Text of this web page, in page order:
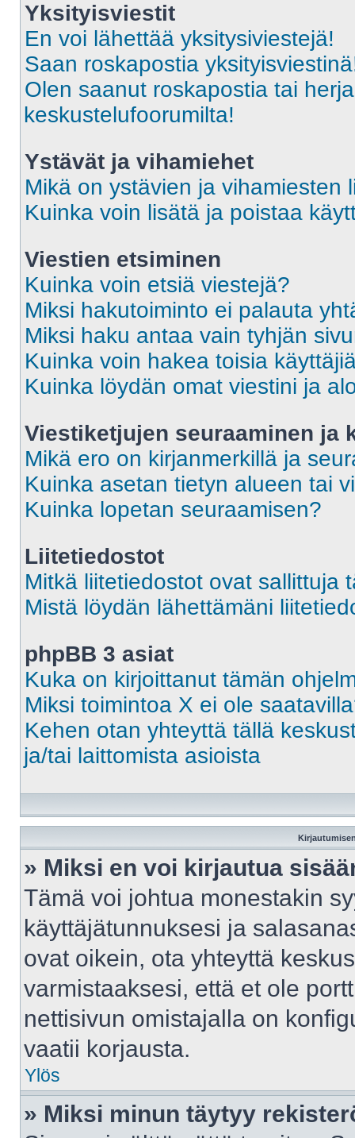
Yksityisviestit
En voi lähettää yksitysiviestejä!
Saan roskapostia
Olen saanut roskapostia tai
keskustelufoorumilta!
Ystävät ja vihamiehet
Mikä on ystävien ja vihamiesten
Kuinka voin lisätä ja poistaa
Viestien etsiminen
Kuinka voin etsiä viestejä?
Miksi hakutoiminto ei palauta
Miksi haku antaa vain tyhjän
Kuinka voin hakea toisia
Kuinka löydän omat viestini ja
Viestiketjujen seuraaminen ja
Mikä ero on kirjanmerkillä ja
Kuinka asetan tietyn alueen tai
Kuinka lopetan seuraamisen?
Liitetiedostot
Mitkä liitetiedostot ovat sallittuja
Mistä löydän lähettämäni
phpBB 3 asiat
Kuka on kirjoittanut tämän
Miksi toimintoa X ei ole
Kehen otan yhteyttä tällä
ja/tai laittomista asioista
» Miksi en voi kirjautua
Tämä voi johtua monestakin
käyttäjätunnuksesi ja
ovat oikein, ota yhteyttä
varmistaaksesi, että et ole
nettisivun omistajalla on
vaatii korjausta.
Ylös
» Miksi minun täytyy